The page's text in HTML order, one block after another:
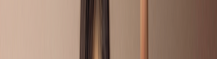
ZOEK OP HET FORUM NAAR
VRAGEN VAN ANDEREN